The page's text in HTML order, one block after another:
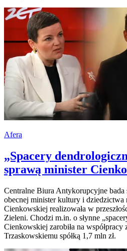
Afera
„Spacery
sprawą minister
Centralne Biura Antykorupcyjne bada
obecnej minister kultury i dziedzictwa
Cienkowskiej realizowała w
Zieleni. Chodzi m.in. o słynne
Cienkowskiej zarobiła na współpracy
Trzaskowskiemu spółką 1,7 mln zł.